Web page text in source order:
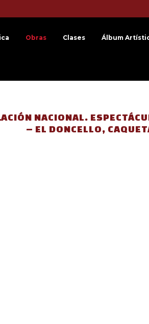
Obras Clases Álbum
NACIONAL.
– EL DONCELLO,